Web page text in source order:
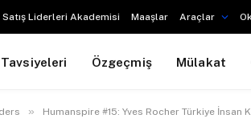
Satış Liderleri Akademisi Maaşlar Araçlar
Özgeçmiş Mülakat
» Humanspire #15: Yves Rocher Türkiye İnsan